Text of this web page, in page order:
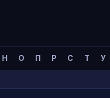
Н О П Р С Т У